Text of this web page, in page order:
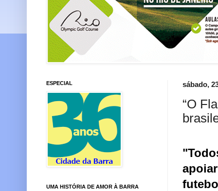
sábado,
“O
ESPECIAL
UMA HISTÓRIA DE AMOR À BARRA